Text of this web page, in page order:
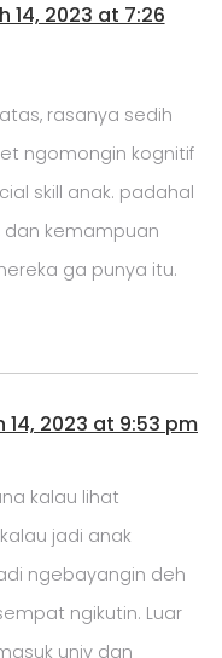
14, 2023 at 7:26
rasanya sedih
ngomongin kognitif
skill anak. padahal
dan kemampuan
ga punya itu.
14, 2023 at 9:53 pm
kalau lihat
jadi anak
ngebayangin deh
ngikutin. Luar
univ dan